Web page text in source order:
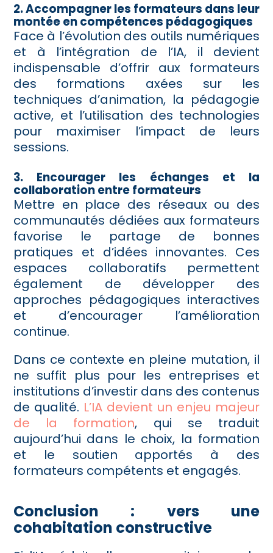
2. Accompagner les formateurs dans leur
montée en compétences pédagogiques
Face à l’évolution des outils numériques
et à l’intégration de l’IA, il devient
indispensable d’offrir aux formateurs
des formations axées sur les
techniques d’animation, la pédagogie
active, et l’utilisation des technologies
pour maximiser l’impact de leurs
sessions.
3. Encourager les échanges et la
collaboration entre formateurs
Mettre en place des réseaux ou des
communautés dédiées aux formateurs
favorise le partage de bonnes
pratiques et d’idées innovantes. Ces
espaces collaboratifs permettent
également de développer des
approches pédagogiques interactives
et d’encourager l’amélioration
continue.
Dans ce contexte en pleine mutation, il
ne suffit plus pour les entreprises et
institutions d’investir dans des contenus
de qualité. L’IA devient un enjeu majeur
de la formation, qui se traduit
aujourd’hui dans le choix, la formation
et le soutien apportés à des
formateurs compétents et engagés.
Conclusion : vers une
cohabitation constructive